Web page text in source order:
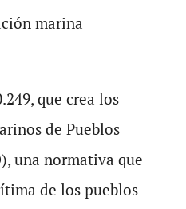
marina
que crea los
de Pueblos
una normativa que
de los pueblos